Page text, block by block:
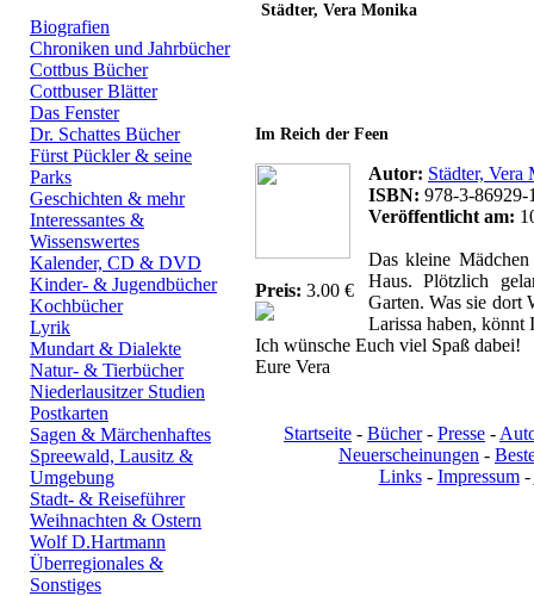
Biografien
Chroniken und Jahrbücher
Cottbus Bücher
Cottbuser Blätter
Das Fenster
Dr. Schattes Bücher
Fürst Pückler & seine
Parks
Geschichten & mehr
Interessantes &
Wissenswertes
Kalender, CD & DVD
Kinder- & Jugendbücher
Kochbücher
Lyrik
Mundart & Dialekte
Natur- & Tierbücher
Niederlausitzer Studien
Postkarten
Sagen & Märchenhaftes
Spreewald, Lausitz &
Umgebung
Stadt- & Reiseführer
Weihnachten & Ostern
Wolf D.Hartmann
Überregionales &
Sonstiges
Städter, Vera Monika
Im Reich der Feen
Preis: 3.00 €
Autor: Städter, Vera
ISBN: 978-3-86929-
Veröffentlicht am:
Das kleine
Haus. Plötzlich
Garten. Was sie dort
Larissa haben, könnt
Ich wünsche Euch viel Spaß dabei!
Eure Vera
Startseite - Bücher- Presse -
Neuerscheinungen -
Links- Impressum-